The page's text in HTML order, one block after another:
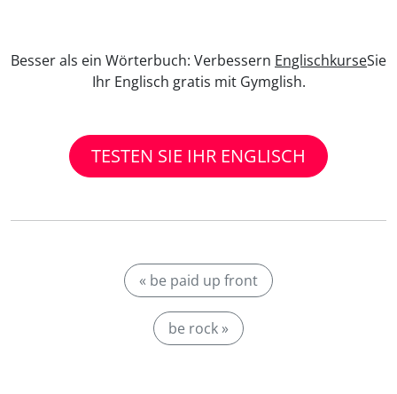
Besser als ein Wörterbuch: Verbessern EnglischkurseSie
Ihr Englisch gratis mit Gymglish.
TESTEN SIE IHR ENGLISCH
« be paid up front
be rock »